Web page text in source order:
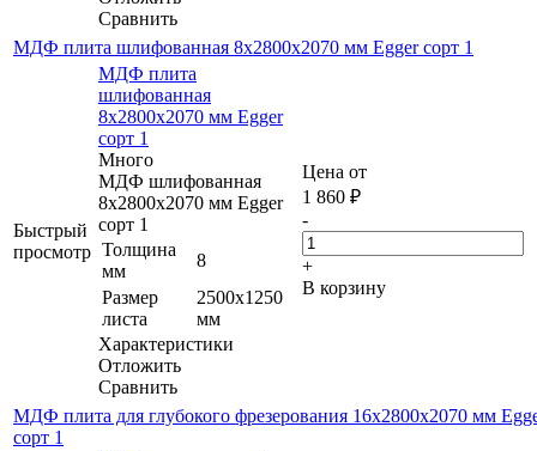
Сравнить
МДФ плита шлифованная 8х2800х2070 мм Egger сорт 1
Быстрый
просмотр
МДФ плита
шлифованная
8х2800х2070 мм Egger
сорт 1
Много
МДФ шлифованная
8х2800х2070 мм Egger
сорт 1
Толщина
мм
8
Размер
листа
2500х1250
мм
Характеристики
Отложить
Сравнить
Цена от
1 860 ₽
-
+
В корзину
МДФ плита для глубокого фрезерования 16х2800х2070 мм
сорт 1